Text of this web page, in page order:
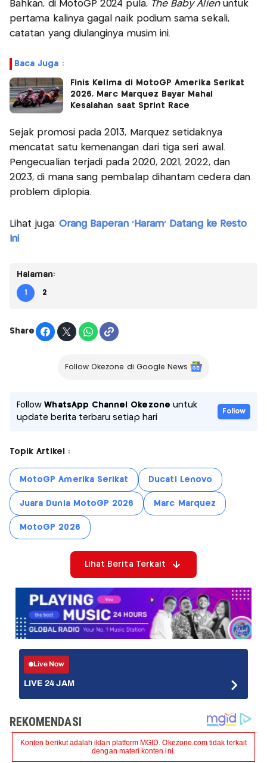
Bahkan, di MotoGP 2024 pula, The Baby Alienuntuk
pertama kalinya gagal naik podium sama sekali,
catatan yang diulanginya musim ini.
Baca Juga :
Finis Kelima di MotoGP Amerika Serikat
2026, Marc Marquez Bayar Mahal
Kesalahan saat Sprint Race
Sejak promosi pada 2013, Marquez setidaknya
mencatat satu kemenangan dari tiga seri awal.
Pengecualian terjadi pada 2020, 2021, 2022, dan
2023, di mana sang pembalap dihantam cedera dan
problem diplopia.
Lihat juga: Orang Baperan 'Haram' Datang ke Resto
Ini
Halaman:
1 2
Share
Follow Okezone di Google News
FollowWhatsApp Channel Okezone untuk
update berita terbaru setiap hari
Follow
Topik Artikel :
MotoGP Amerika Serikat Ducati Lenovo
Juara Dunia MotoGP 2026 Marc Marquez
MotoGP 2026
Lihat Berita Terkait
Live Now
LIVE 24 JAM